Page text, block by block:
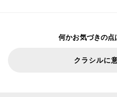
何かお気づきの点
クラシルに